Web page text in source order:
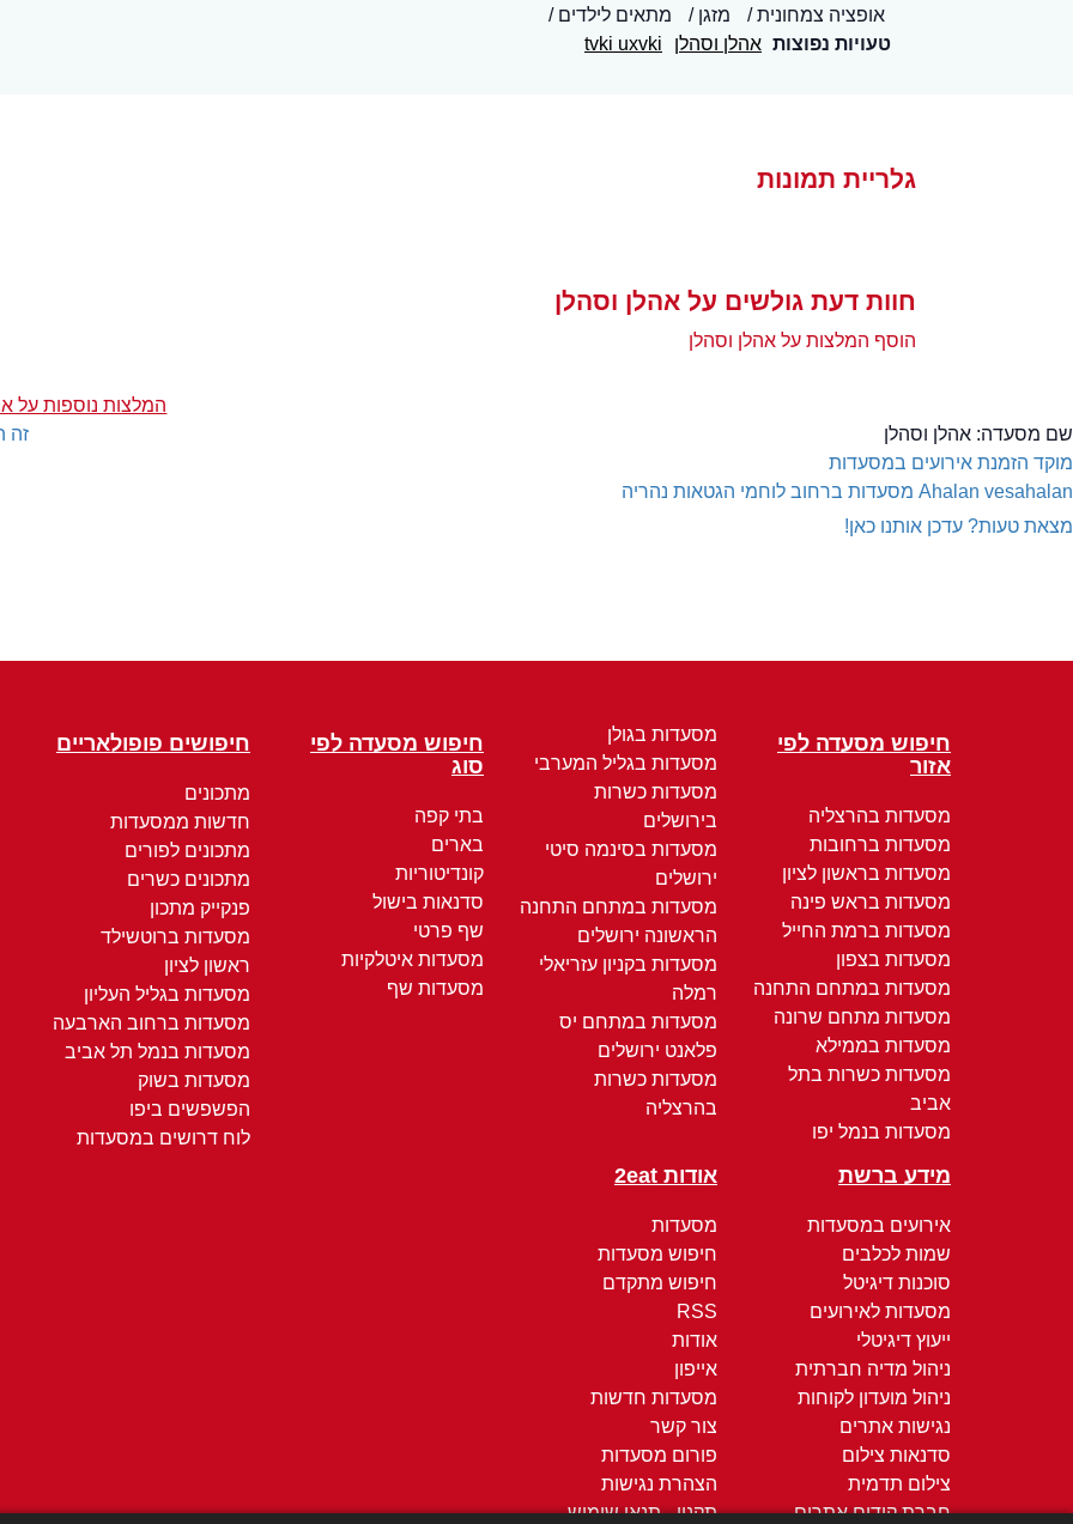
אופציה צמחונית
מזגן
מתאים לילדים
טעויות נפוצות אהלן וסהלן tvki uxvki
גלריית תמונות
חוות דעת גולשים על אהלן וסהלן
הוסף המלצות על אהלן וסהלן
המלצות נוספות על
זה שם מסעדה: אהלן וסהלן
מוקד הזמנת אירועים במסעדות
Ahalan vesahalan מסעדות ברחוב לוחמי הגטאות נהריה
מצאת טעות? עדכן אותנו כאן!
חיפוש מסעדה לפי
אזור
מסעדות בהרצליה
מסעדות ברחובות
מסעדות בראשון לציון
מסעדות בראש פינה
מסעדות ברמת החייל
מסעדות בצפון
מסעדות במתחם התחנה
מסעדות מתחם שרונה
מסעדות בממילא
מסעדות כשרות בתל
אביב
מסעדות בנמל יפו
מסעדות בגולן
מסעדות בגליל המערבי
מסעדות כשרות
בירושלים
מסעדות בסינמה סיטי
ירושלים
מסעדות במתחם התחנה
הראשונה ירושלים
מסעדות בקניון עזריאלי
רמלה
מסעדות במתחם יס
פלאנט ירושלים
מסעדות כשרות
בהרצליה
חיפוש מסעדה לפי
סוג
בתי קפה
בארים
קונדיטוריות
סדנאות בישול
שף פרטי
מסעדות איטלקיות
מסעדות שף
חיפושים פופולאריים
מתכונים
חדשות ממסעדות
מתכונים לפורים
מתכונים כשרים
פנקייק מתכון
מסעדות ברוטשילד
ראשון לציון
מסעדות בגליל העליון
מסעדות ברחוב הארבעה
מסעדות בנמל תל אביב
מסעדות בשוק
הפשפשים ביפו
לוח דרושים במסעדות
מידע ברשת
אירועים במסעדות
שמות לכלבים
סוכנות דיגיטל
מסעדות לאירועים
ייעוץ דיגיטלי
ניהול מדיה חברתית
ניהול מועדון לקוחות
נגישות אתרים
סדנאות צילום
צילום תדמית
חברת קידום אתרים
אודות 2eat
מסעדות
חיפוש מסעדות
חיפוש מתקדם
RSS
אודות
אייפון
מסעדות חדשות
צור קשר
פורום מסעדות
הצהרת נגישות
תקנון - תנאי שימוש